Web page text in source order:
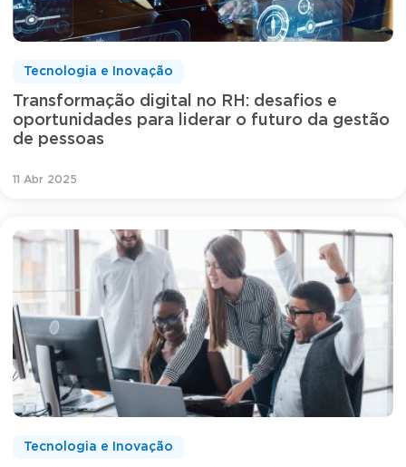
Transformação digital no RH: desafios e
oportunidades para liderar o futuro da gestão
de pessoas
Tecnologia e Inovação
11 Abr 2025
Tecnologia e Inovação